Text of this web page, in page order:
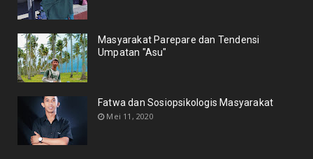
Masyarakat Parepare dan Tendensi
Umpatan "Asu"
Fatwa dan Sosiopsikologis Masyarakat
Mei 11, 2020